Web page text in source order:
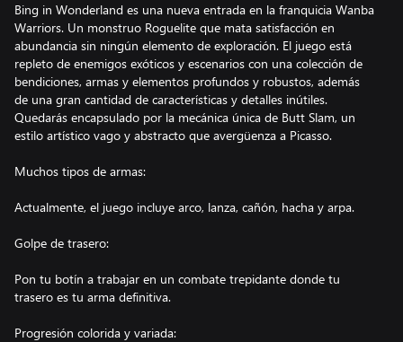
Bing in Wonderland es una nueva entrada en la franquicia Wanba
Warriors. Un monstruo Roguelite que mata satisfacción en
abundancia sin ningún elemento de exploración. El juego está
repleto de enemigos exóticos y escenarios con una colección de
bendiciones, armas y elementos profundos y robustos, además
de una gran cantidad de características y detalles inútiles.
Quedarás encapsulado por la mecánica única de Butt Slam, un
estilo artístico vago y abstracto que avergüenza a Picasso.
Muchos tipos de armas:
Actualmente, el juego incluye arco, lanza, cañón, hacha y arpa.
Golpe de trasero:
Pon tu botín a trabajar en un combate trepidante donde tu
trasero es tu arma definitiva.
Progresión colorida y variada: